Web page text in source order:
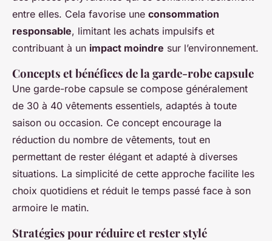
entre elles. Cela favorise une consommation
responsable, limitant les achats impulsifs et
contribuant à un impact moindre sur l’environnement.
Concepts et bénéfices de la garde-robe capsule
Une garde-robe capsule se compose généralement
de 30 à 40 vêtements essentiels, adaptés à toute
saison ou occasion. Ce concept encourage la
réduction du nombre de vêtements, tout en
permettant de rester élégant et adapté à diverses
situations. La simplicité de cette approche facilite les
choix quotidiens et réduit le temps passé face à son
armoire le matin.
Stratégies pour réduire et rester stylé